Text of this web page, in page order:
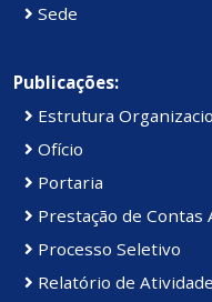
Sede
Publicações:
Estrutura
Ofício
Portaria
Prestação de Contas
Processo Seletivo
Relatório de